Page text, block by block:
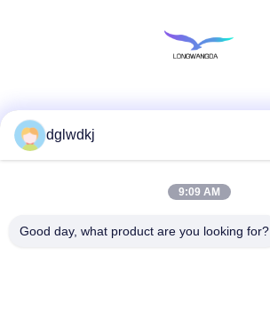
Contactez rapidement
Télégramme
dglwdkj
9:09 AM
Good day, what product are you looking for?